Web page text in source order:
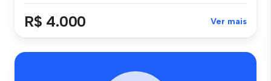
R$ 4.000 Ver mais